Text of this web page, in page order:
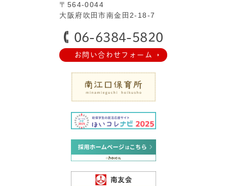
〒564-0044
⼤阪府吹⽥市南⾦⽥2-18-7
06-6384-5820
お問い合わせフォーム